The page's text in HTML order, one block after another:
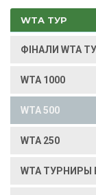
WTA ТУР
ФІНАЛИ WTA
WTA 1000
WTA 500
WTA 250
WTA